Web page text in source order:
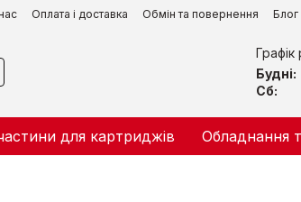
Оплата і доставка Обмін та повернення Блог
Будні:
Сб:
для картриджів Обладнання